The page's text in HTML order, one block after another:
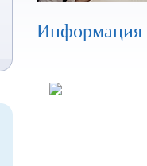
Информация